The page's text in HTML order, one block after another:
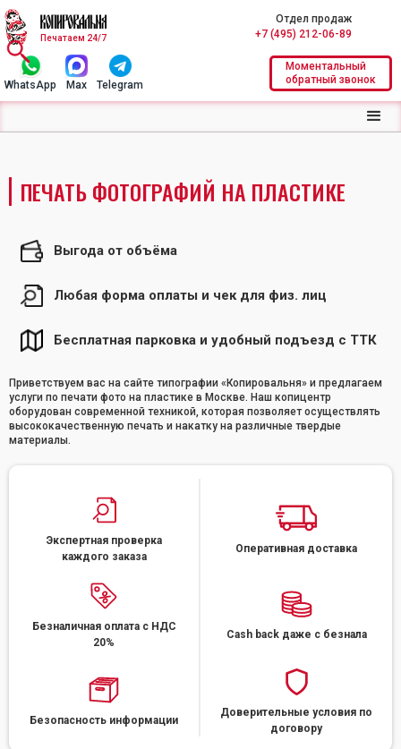
Печатаем 24/7
Отдел продаж
+7 (495) 212-06-89
WhatsApp Max Telegram
Моментальный
обратный звонок
ПЕЧАТЬ ФОТОГРАФИЙ НА ПЛАСТИКЕ
Выгода от объёма
Любая форма оплаты и чек для физ. лиц
Бесплатная парковка и удобный подъезд с ТТК
Приветствуем вас на сайте типографии «Копировальня» и предлагаем
услуги по печати фото на пластике в Москве. Наш копицентр
оборудован современной техникой, которая позволяет осуществлять
высококачественную печать и накатку на различные твердые
материалы.
Экспертная проверка
каждого заказа
Оперативная доставка
Безналичная оплата с НДС
20%
Cash back даже с безнала
Безопасность информации
Доверительные условия по
договору